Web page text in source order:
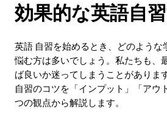
効果的な英語自
英語 自習を始めるとき、どのよう
悩む方は多いでしょう。私たちも、
ば良いか迷ってしまうことがありま
自習のコツを「インプット」「アウ
つの観点から解説します。